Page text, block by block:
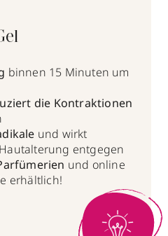
binnen 15 Minuten um
die Kontraktionen
und wirkt
entgegen
und online
erhältlich!